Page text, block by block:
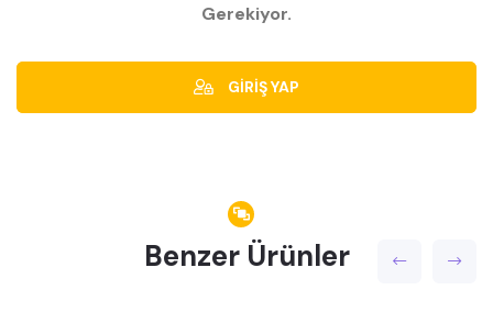
Gerekiyor.
GİRİŞ YAP
Benzer Ürünler